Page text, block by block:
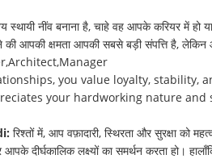
स्थायी नींव बनाना है, चाहे वह आपके करियर में
आपकी क्षमता आपकी सबसे बड़ी संपत्ति है,
you value loyalty, stability,
your hardworking nature
रिश्तों में, आप वफ़ादारी, स्थिरता और सुरक्षा
दीर्घकालिक लक्ष्यों का समर्थन करता हो।